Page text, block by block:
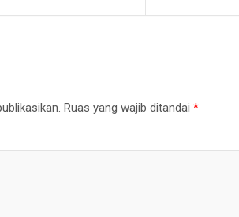
Ruas yang wajib ditandai *